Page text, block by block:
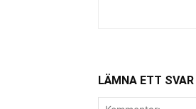
LÄMNA ETT SVAR